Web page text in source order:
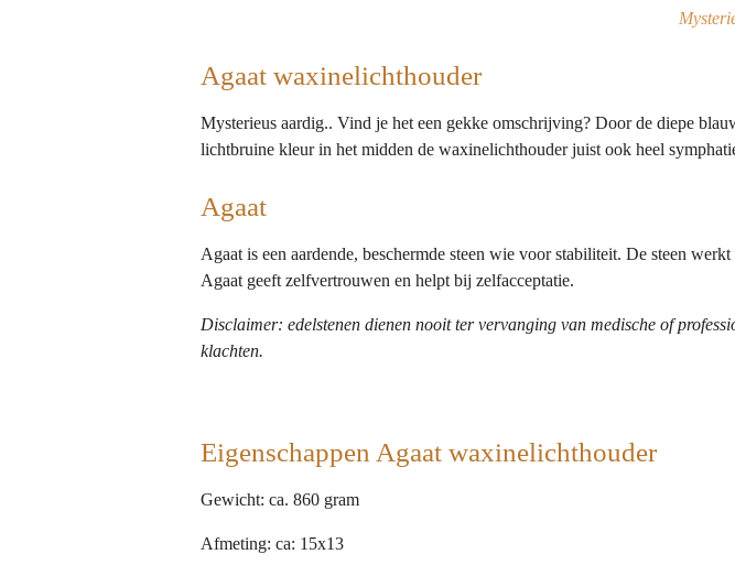
Agaat waxinelichthouder
Mysterieus aardig.. Vind je het een gekke omschrijving? Door de diepe
lichtbruine kleur in het midden de waxinelichthouder juist ook heel
Agaat
Agaat is een aardende, beschermde steen wie voor stabiliteit. De steen
Agaat geeft zelfvertrouwen en helpt bij zelfacceptatie.
Disclaimer: edelstenen dienen nooit ter vervanging van medische of
klachten.
Eigenschappen Agaat waxinelichthouder
Gewicht: ca. 860 gram
Afmeting: ca: 15x13